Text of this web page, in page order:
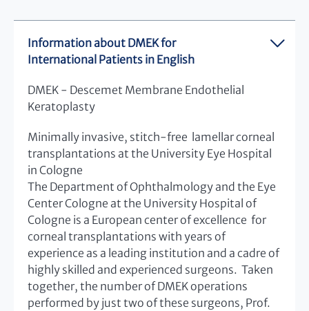
Information about DMEK for
International Patients in English
DMEK - Descemet Membrane Endothelial
Keratoplasty
Minimally invasive, stitch-free lamellar corneal
transplantations at the University Eye Hospital
in Cologne
The Department of Ophthalmology and the Eye
Center Cologne at the University Hospital of
Cologne is a European center of excellence for
corneal transplantations with years of
experience as a leading institution and a cadre of
highly skilled and experienced surgeons. Taken
together, the number of DMEK operations
performed by just two of these surgeons, Prof.